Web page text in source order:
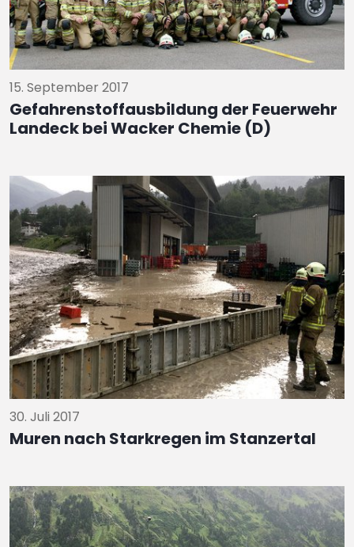
15. September 2017
Gefahrenstoffausbildung der Feuerwehr
Landeck bei Wacker Chemie (D)
30. Juli 2017
Muren nach Starkregen im Stanzertal